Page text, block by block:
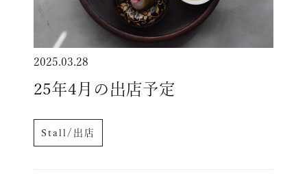
2025.03.28
25年4月の出店予定
Stall/出店